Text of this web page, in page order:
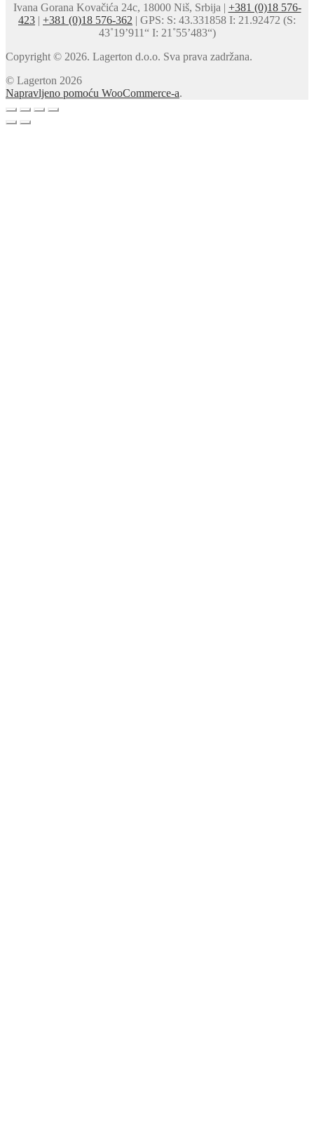
Ivana Gorana Kovačića 24c, 18000 Niš, Srbija | +381 (0)18 576-
423
+381 (0)18 576-362 | GPS: S: 43.331858 I: 21.92472 (S:
43˚19’911“ I: 21˚55’483“)
Copyright © 2026. Lagerton d.o.o. Sva prava zadržana.
© Lagerton 2026
Napravljeno pomoću WooCommerce-a.